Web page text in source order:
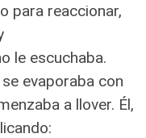
para reaccionar,
le escuchaba.
evaporaba con
a llover. Él,